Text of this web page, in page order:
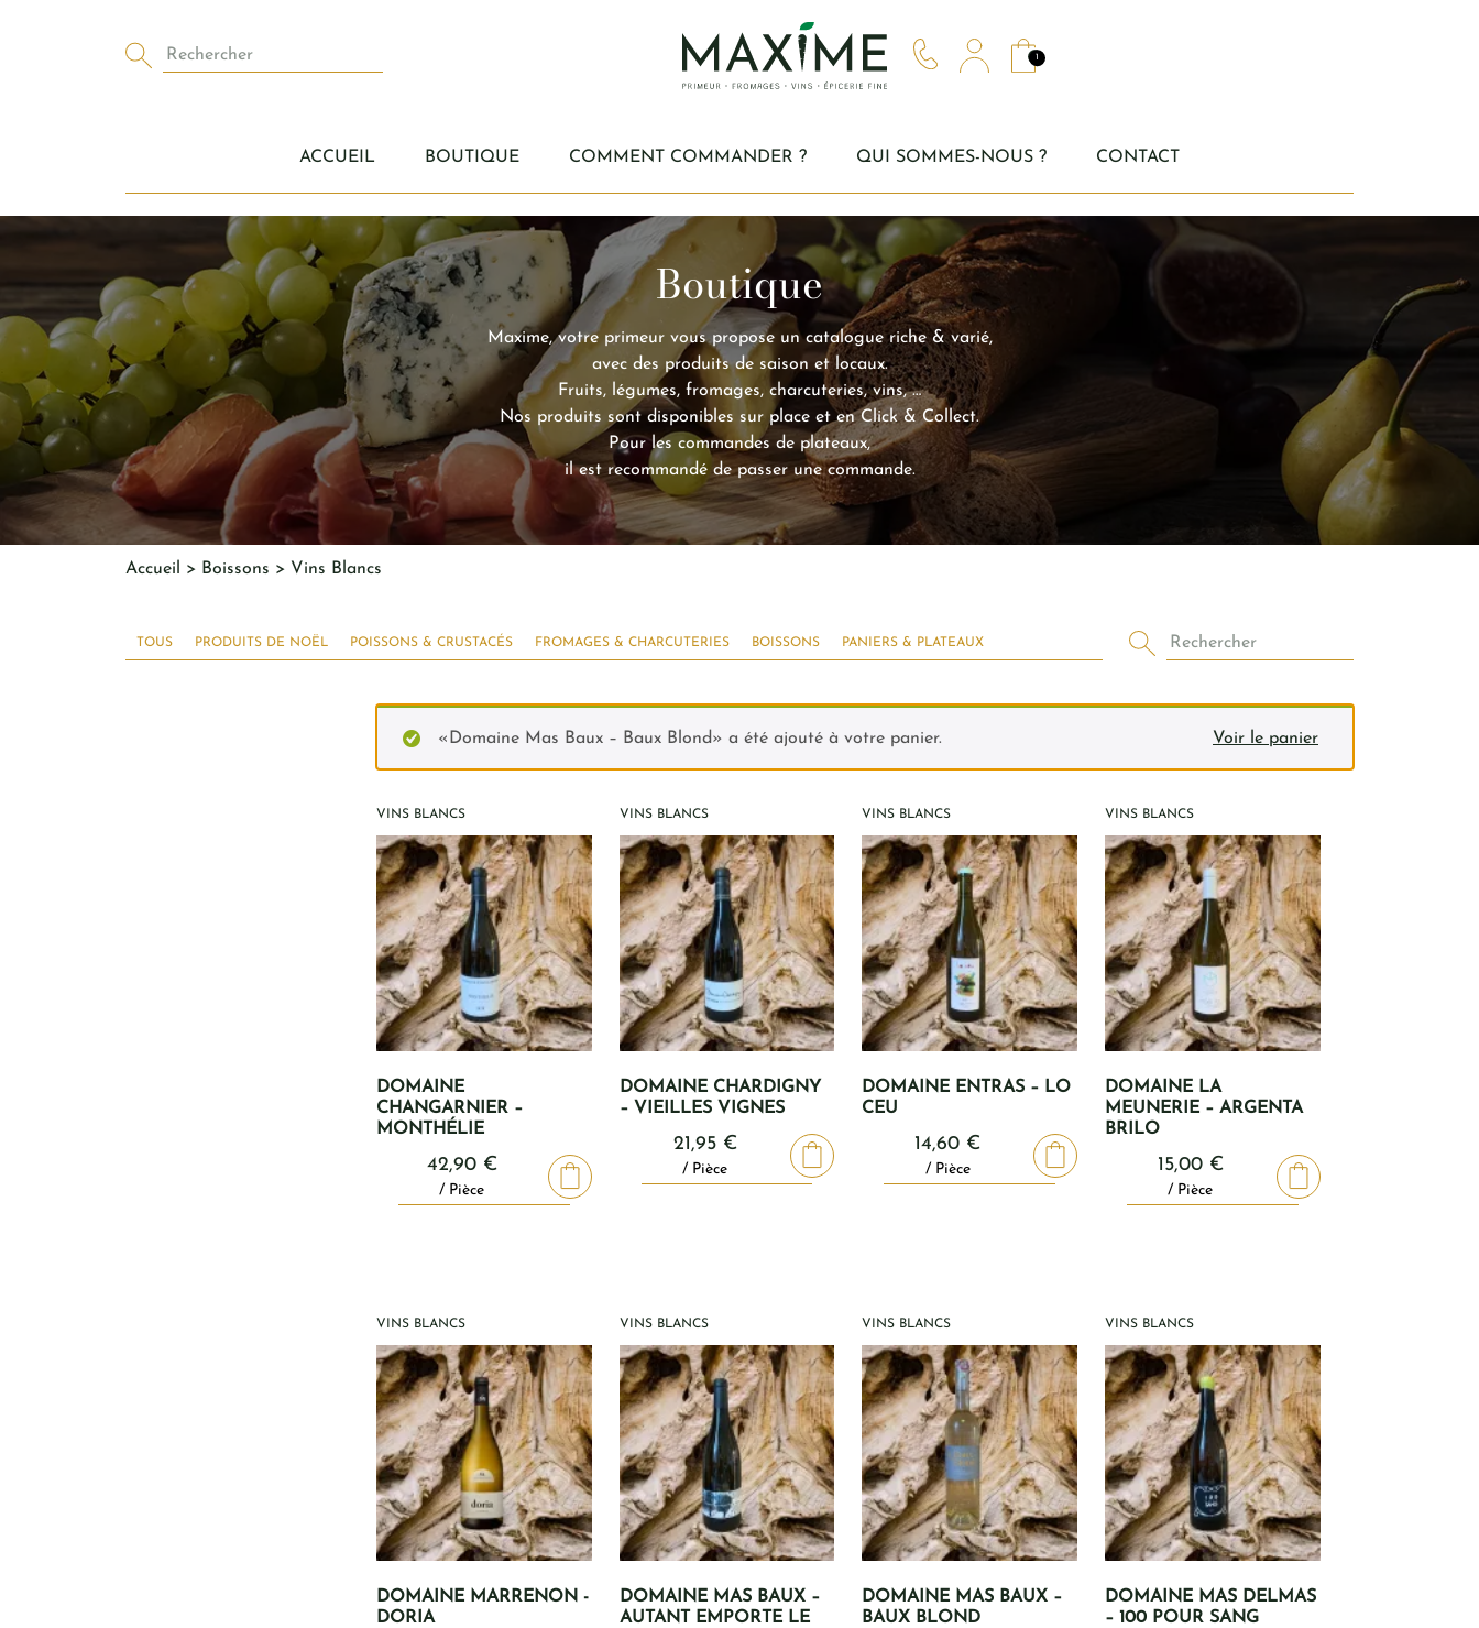
Rechercher 1
ACCUEIL BOUTIQUE COMMENT COMMANDER ? QUI SOMMES-NOUS ? CONTACT
Boutique
Maxime, votre primeur vous propose un catalogue riche & varié,
avec des produits de saison et locaux.
Fruits, légumes, fromages, charcuteries, vins, …
Nos produits sont disponibles sur place et en Click & Collect.
Pour les commandes de plateaux,
il est recommandé de passer une commande.
Accueil > Boissons > Vins Blancs
TOUS PRODUITS DE NOËL POISSONS & CRUSTACÉS FROMAGES & CHARCUTERIES BOISSONS PANIERS & PLATEAUX Rechercher
«Domaine Mas Baux – Baux Blond» a été ajouté à votre panier. Voir le panier
VINS BLANCS
DOMAINE
CHANGARNIER –
MONTHÉLIE
42,90 €
/ Pièce
VINS BLANCS
DOMAINE CHARDIGNY
– VIEILLES VIGNES
21,95 €
/ Pièce
VINS BLANCS
DOMAINE ENTRAS – LO
CEU
14,60 €
/ Pièce
VINS BLANCS
DOMAINE LA
MEUNERIE – ARGENTA
BRILO
15,00 €
/ Pièce
VINS BLANCS
DOMAINE MARRENON -
DORIA
VINS BLANCS
DOMAINE MAS BAUX –
AUTANT EMPORTE LE
VINS BLANCS
DOMAINE MAS BAUX –
BAUX BLOND
VINS BLANCS
DOMAINE MAS DELMAS
– 100 POUR SANG